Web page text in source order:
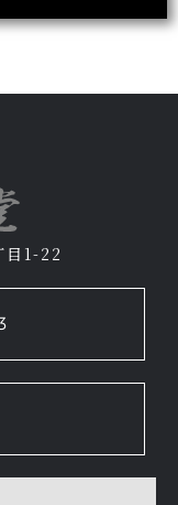
目1-22